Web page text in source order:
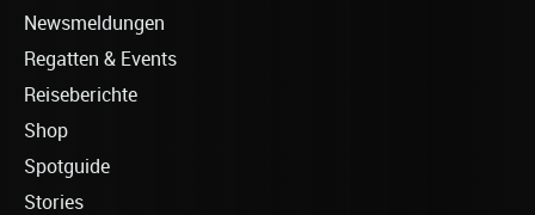
Newsmeldungen
Regatten & Events
Reiseberichte
Shop
Spotguide
Stories